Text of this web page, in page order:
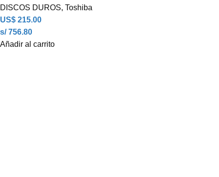
DISCOS DUROS, Toshiba
US$ 215.00
s/ 756.80
Añadir al carrito